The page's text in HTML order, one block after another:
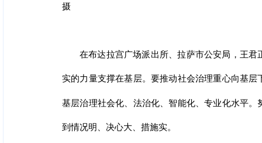
摄
在布达拉宫广场派出所、拉萨市公安局，王
实的力量支撑在基层。要推动社会治理重心向基
基层治理社会化、法治化、智能化、专业化水平
到情况明、决心大、措施实。